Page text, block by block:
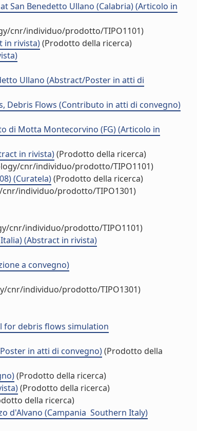
San Benedetto Ullano (Calabria) (Articolo in
cnr/individuo/prodotto/TIPO1101)
in rivista)(Prodotto della ricerca)
Ullano (Abstract/Poster in atti di
Debris Flows (Contributo in atti di convegno)
di Motta Montecorvino (FG) (Articolo in
in rivista)(Prodotto della ricerca)
cnr/individuo/prodotto/TIPO1101)
(Curatela)(Prodotto della ricerca)
individuo/prodotto/TIPO1301)
cnr/individuo/prodotto/TIPO1101)
(Abstract in rivista)
a convegno)
cnr/individuo/prodotto/TIPO1301)
debris flows simulation
in atti di convegno)(Prodotto della
(Prodotto della ricerca)
(Prodotto della ricerca)
della ricerca)
(Campania  Southern Italy)